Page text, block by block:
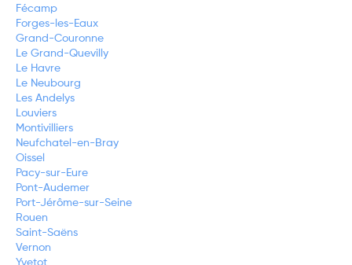
Fécamp
Forges-les-Eaux
Grand-Couronne
Le Grand-Quevilly
Le Havre
Le Neubourg
Les Andelys
Louviers
Montivilliers
Neufchatel-en-Bray
Oissel
Pacy-sur-Eure
Pont-Audemer
Port-Jérôme-sur-Seine
Rouen
Saint-Saëns
Vernon
Yvetot